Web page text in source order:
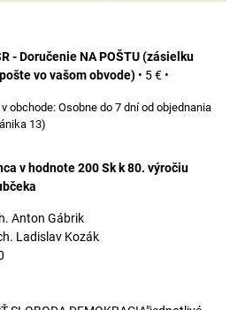
- Doručenie NA POŠTU (zásielku
vo vašom obvode) • 5 € •
Osobne do 7 dní od objednania
13)
v hodnote 200 Sk k 80. výročiu
Anton Gábrik
Ladislav Kozák